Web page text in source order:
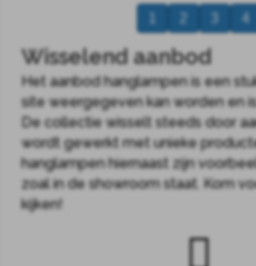
4
Wisselend aanbod
Het aanbod hanglampen is een
site weergegeven kan worden en
De collectie wisselt steeds door
wordt gewerkt met unieke
hanglampen hiernaast zijn
zoal in de showroom staat. Kom
kijken!